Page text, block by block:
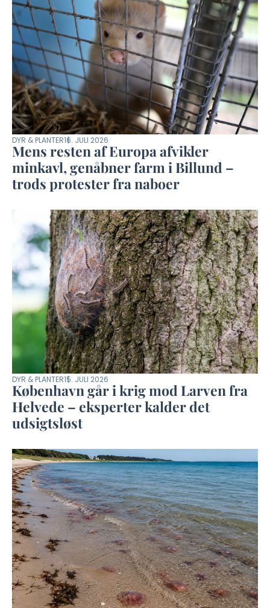
DYR & PLANTER16. JULI 2026
Mens resten af Europa afvikler
minkavl, genåbner farm i Billund –
trods protester fra naboer
DYR & PLANTER15. JULI 2026
København går i krig mod Larven fra
Helvede – eksperter kalder det
udsigtsløst